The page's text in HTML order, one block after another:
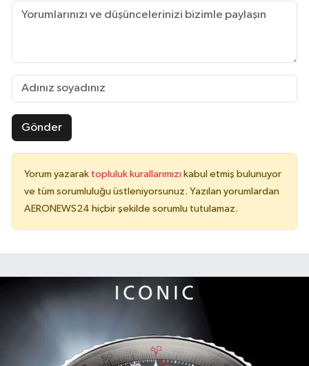
Gönder
Yorum yazarak topluluk kurallarımızı kabul etmiş bulunuyor
ve tüm sorumluluğu üstleniyorsunuz. Yazılan yorumlardan
AERONEWS24 hiçbir şekilde sorumlu tutulamaz.